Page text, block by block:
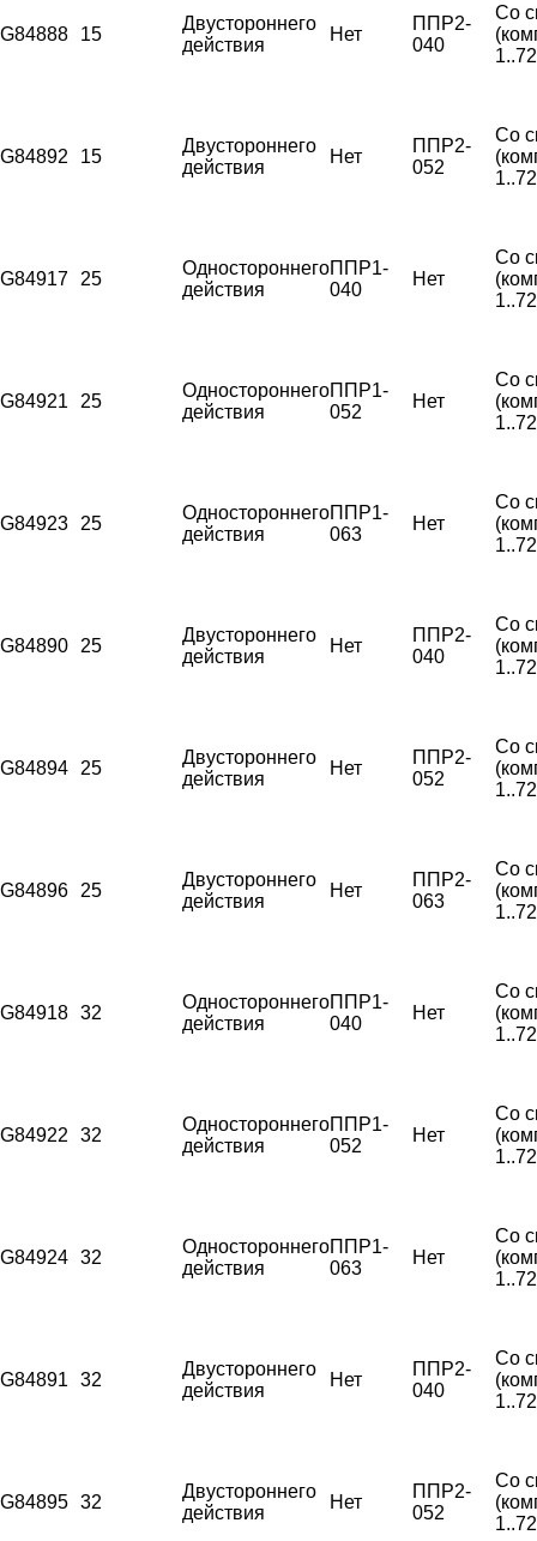
G84888 15
Двустороннего
действия
Нет
ППР2-
040
Со
G84892 15
Двустороннего
действия
Нет
ППР2-
052
Со
G84917 25
Одностороннего
действия
ППР1-
040
Нет
Со
G84921 25
Одностороннего
действия
ППР1-
052
Нет
Со
G84923 25
Одностороннего
действия
ППР1-
063
Нет
Со
G84890 25
Двустороннего
действия
Нет
ППР2-
040
Со
G84894 25
Двустороннего
действия
Нет
ППР2-
052
Со
G84896 25
Двустороннего
действия
Нет
ППР2-
063
Со
G84918 32
Одностороннего
действия
ППР1-
040
Нет
Со
G84922 32
Одностороннего
действия
ППР1-
052
Нет
Со
G84924 32
Одностороннего
действия
ППР1-
063
Нет
Со
G84891 32
Двустороннего
действия
Нет
ППР2-
040
Со
G84895 32
Двустороннего
действия
Нет
ППР2-
052
Со